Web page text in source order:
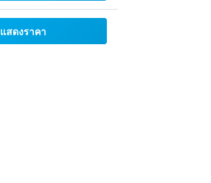
แสดงราคา